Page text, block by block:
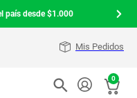
país desde $1.000
Mis Pedidos
0